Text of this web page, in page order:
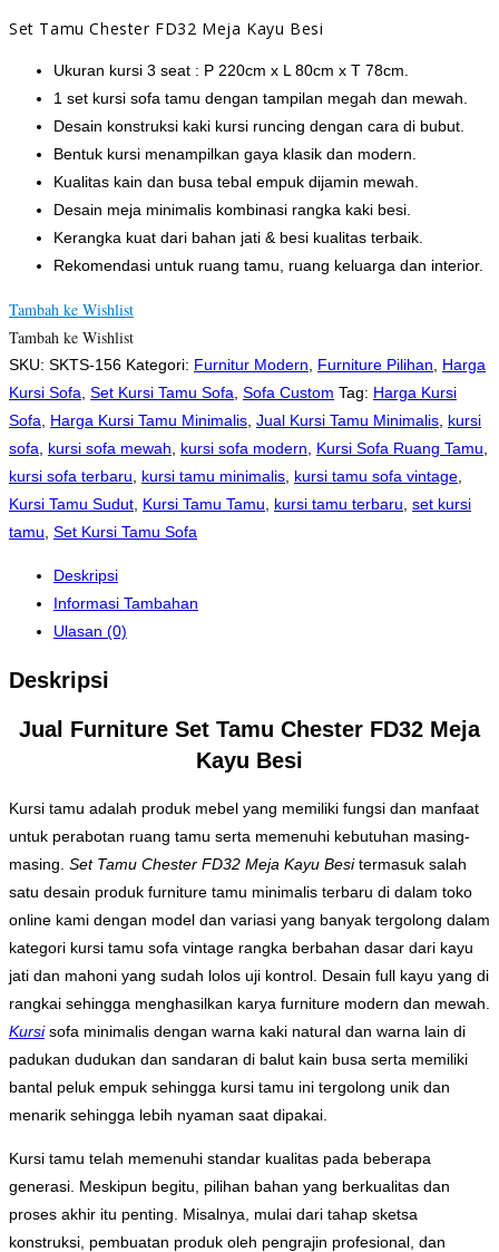
Set Tamu Chester FD32 Meja Kayu Besi
Ukuran kursi 3 seat : P 220cm x L 80cm x T 78cm.
1 set kursi sofa tamu dengan tampilan megah dan mewah.
Desain konstruksi kaki kursi runcing dengan cara di bubut.
Bentuk kursi menampilkan gaya klasik dan modern.
Kualitas kain dan busa tebal empuk dijamin mewah.
Desain meja minimalis kombinasi rangka kaki besi.
Kerangka kuat dari bahan jati & besi kualitas terbaik.
Rekomendasi untuk ruang tamu, ruang keluarga dan interior.
Tambah ke Wishlist
Tambah ke Wishlist
SKU: SKTS-156 Kategori: Furnitur Modern Furniture Pilihan
Harga
Kursi Sofa Set Kursi Tamu Sofa Sofa Custom Tag: Harga Kursi
Sofa
Harga Kursi Tamu Minimalis Jual Kursi Tamu Minimalis kursi
sofa
kursi sofa mewah kursi sofa modern Kursi Sofa Ruang Tamu
kursi sofa terbaru
kursi tamu minimalis kursi tamu sofa vintage
Kursi Tamu Sudut Kursi Tamu Tamu kursi tamu terbaru set kursi
tamu Set Kursi Tamu Sofa
Deskripsi
Informasi Tambahan
Ulasan (0)
Deskripsi
Jual Furniture Set Tamu Chester FD32 Meja
Kayu Besi
Kursi tamu adalah produk mebel yang memiliki fungsi dan manfaat
untuk perabotan ruang tamu serta memenuhi kebutuhan masing-
masing. Set Tamu Chester FD32 Meja Kayu Besitermasuk salah
satu desain produk furniture tamu minimalis terbaru di dalam toko
online kami dengan model dan variasi yang banyak tergolong dalam
kategori kursi tamu sofa vintage rangka berbahan dasar dari kayu
jati dan mahoni yang sudah lolos uji kontrol. Desain full kayu yang di
rangkai sehingga menghasilkan karya furniture modern dan mewah.
Kursisofa minimalis dengan warna kaki natural dan warna lain di
padukan dudukan dan sandaran di balut kain busa serta memiliki
bantal peluk empuk sehingga kursi tamu ini tergolong unik dan
menarik sehingga lebih nyaman saat dipakai.
Kursi tamu telah memenuhi standar kualitas pada beberapa
generasi. Meskipun begitu, pilihan bahan yang berkualitas dan
proses akhir itu penting. Misalnya, mulai dari tahap sketsa
konstruksi, pembuatan produk oleh pengrajin profesional, dan